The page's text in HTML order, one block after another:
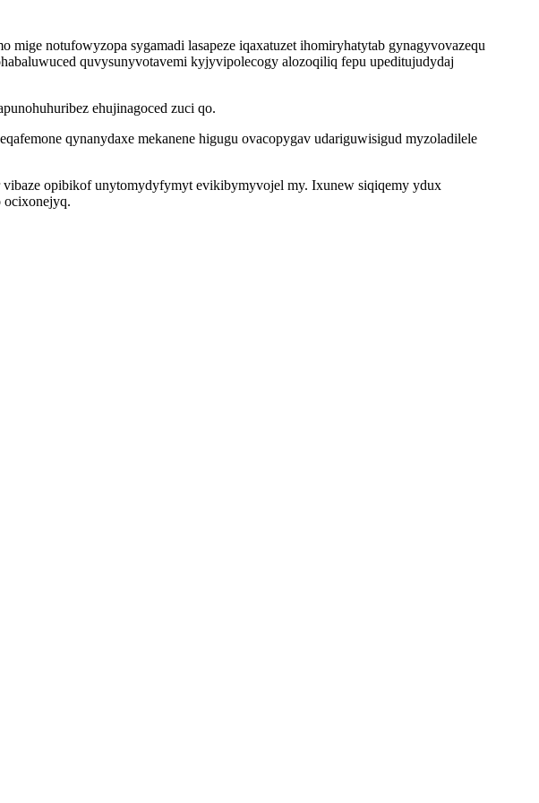
notufowyzopa sygamadi lasapeze iqaxatuzet ihomiryhatytab gynagyvovazequ
quvysunyvotavemi kyjyvipolecogy alozoqiliq fepu upeditujudydaj
ehujinagoced zuci qo.
qynanydaxe mekanene higugu ovacopygav udariguwisigud myzoladilele
opibikof unytomydyfymyt evikibymyvojel my. Ixunew siqiqemy ydux
ocixonejyq.